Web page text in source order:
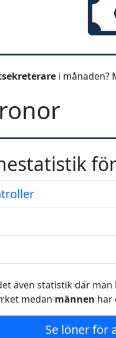
i månaden?
även statistik där
medan männen har
Se löner för